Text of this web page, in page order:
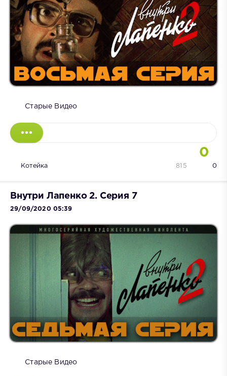
Старые Видео
0
Котейка 0
815
Внутри Лапенко 2. Серия 7
29/09/2020 05:39
Старые Видео